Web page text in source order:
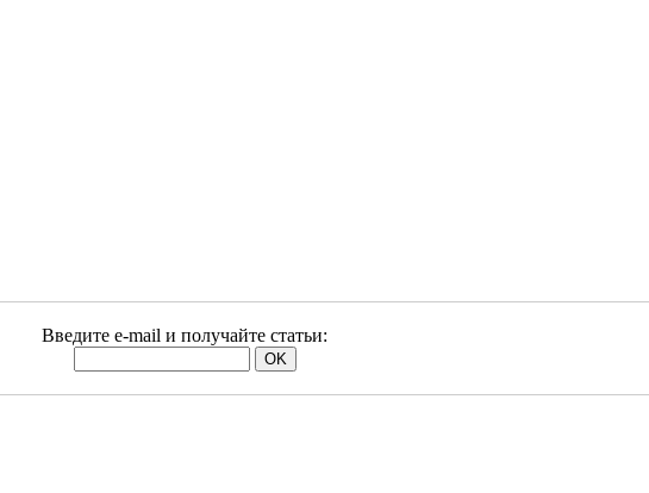
Введите e-mail и получайте статьи: